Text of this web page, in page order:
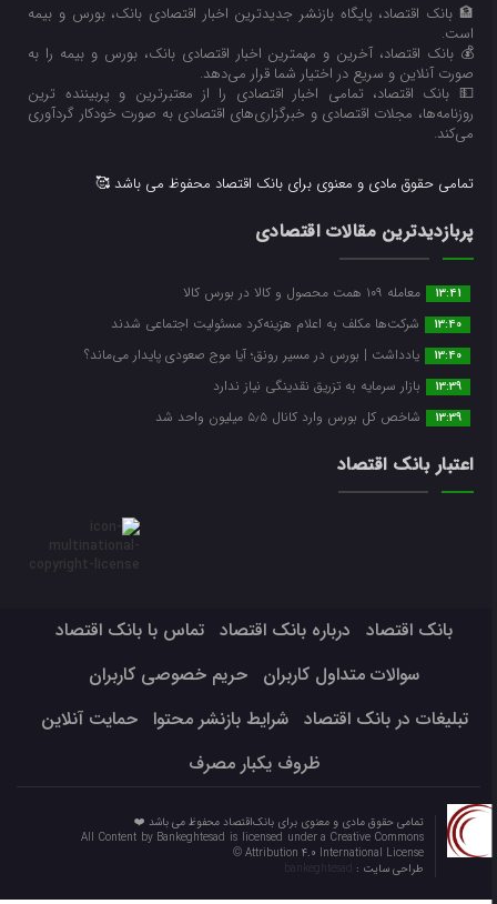
🏦 بانک اقتصاد، پایگاه بازنشر جدیدترین اخبار اقتصادی بانک، بورس و بیمه
است.
💰 بانک اقتصاد، آخرین و مهمترین اخبار اقتصادی بانک، بورس و بیمه را به
صورت آنلاین و سریع در اختیار شما قرار می‌‌دهد.
💵 بانک اقتصاد، تمامی اخبار اقتصادی را از معتبرترین و پربیننده ترین
روزنامه‌ها، مجلات اقتصادی و خبرگزاری‌های اقتصادی به صورت خودکار گردآوری
می‌کند.
تمامی حقوق مادی و معنوی برای بانک اقتصاد محفوظ می باشد 🥰
پربازدیدترین مقالات اقتصادی
13:41 معامله ۱۰۹ همت محصول و کالا در بورس کالا
13:40 شرکت‌ها مکلف به اعلام هزینه‌کرد مسئولیت اجتماعی شدند
13:40 یادداشت | بورس در مسیر رونق؛ آیا موج صعودی پایدار می‌ماند؟
13:39 بازار سرمایه به تزریق نقدینگی نیاز ندارد
13:39 شاخص کل بورس وارد کانال ۵٫۵ میلیون واحد شد
اعتبار بانک اقتصاد
بانک اقتصاد درباره بانک اقتصاد
تماس با بانک اقتصاد
سوالات متداول کاربران
حریم خصوصی کاربران
تبلیغات در بانک اقتصاد
شرایط بازنشر محتوا
حمایت آنلاین
ظروف یکبار مصرف
تمامی حقوق مادی و معنوی برای بانک‌اقتصاد محفوظ می باشد ❤️
All Content by Bankeghtesad is licensed under a Creative Commons
Attribution 4.0 International License ©️
طراحی سایت :